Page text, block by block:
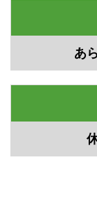
あ